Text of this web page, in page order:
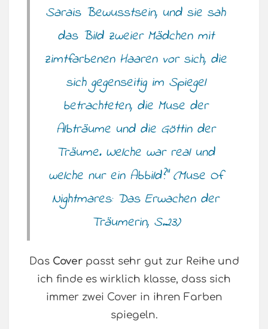
Sarais Bewusstsein, und sie sah
das Bild zweier Mädchen mit
zimtfarbenen Haaren vor sich, die
sich gegenseitig im Spiegel
betrachteten, die Muse der
Albträume und die Göttin der
Träume. Welche war real und
welche nur ein Abbild?” (Muse Of
Nightmares: Das Erwachen der
Träumerin, S.23)
Das Coverpasst sehr gut zur Reihe und
ich finde es wirklich klasse, dass sich
immer zwei Cover in ihren Farben
spiegeln.